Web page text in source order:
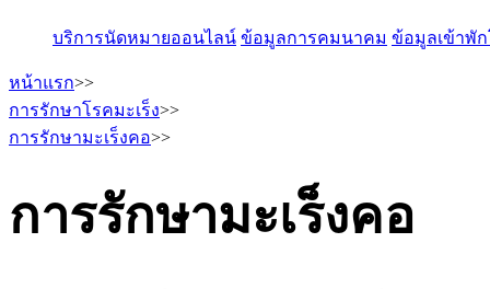
บริการนัดหมายออนไลน์ ข้อมูลการคมนาคม ข้อมูลเข้าพั
หน้าแรก>>
การรักษาโรคมะเร็ง>>
การรักษามะเร็งคอ>>
การรักษามะเร็งคอ